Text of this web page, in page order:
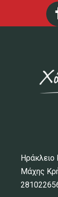
Ηράκλειο
Μάχης